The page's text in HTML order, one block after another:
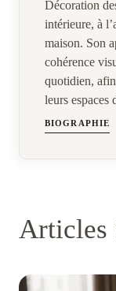
Décoration
intérieure, à
maison. Son
cohérence
quotidien,
leurs espaces
BIOGRAPHIE
Articles